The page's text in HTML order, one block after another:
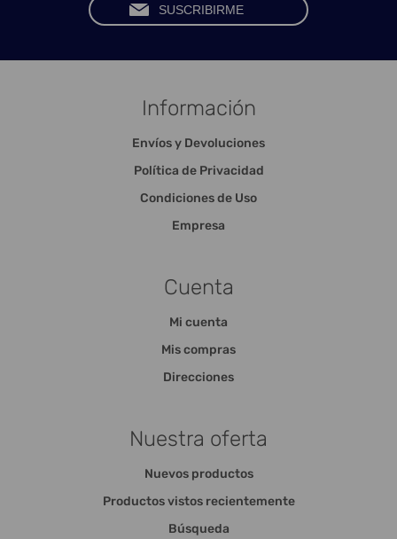
Información
Envíos y Devoluciones
Política de Privacidad
Condiciones de Uso
Empresa
Cuenta
Mi cuenta
Mis compras
Direcciones
Nuestra oferta
Nuevos productos
Productos vistos recientemente
Búsqueda